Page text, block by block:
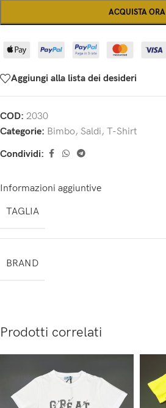
ACQUISTA ORA
Aggiungi alla lista dei desideri
COD: 2030
Categorie: Bimbo, Saldi, T-Shirt
Condividi:
Informazioni aggiuntive
TAGLIA
BRAND
Prodotti correlati